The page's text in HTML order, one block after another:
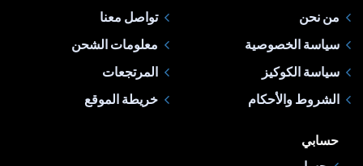
من نحن
سياسة الخصوصية
سياسة الكوكيز
الشروط والأحكام
تواصل معنا
معلومات الشحن
المرتجعات
خريطة الموقع
حسابي